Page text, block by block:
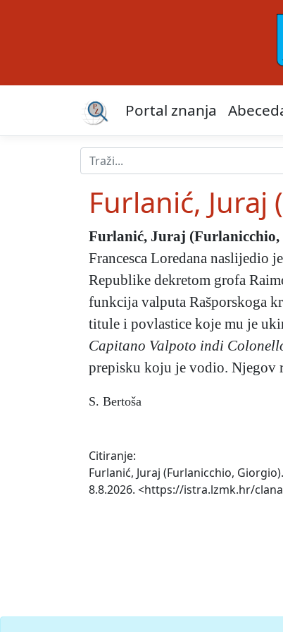
Portal znanja
Furlanić,
Furlanić, Juraj (Furlanicchio,
Francesca Loredana naslijedio
Republike dekretom grofa
funkcija valputa Rašporskoga
titule i povlastice koje mu je
Capitano Valpoto indi
prepisku koju je vodio. Njegov
S. Bertoša
Citiranje:
Furlanić, Juraj (Furlanicchio,
8.8.2026. <https://istra.lzmk.hr/